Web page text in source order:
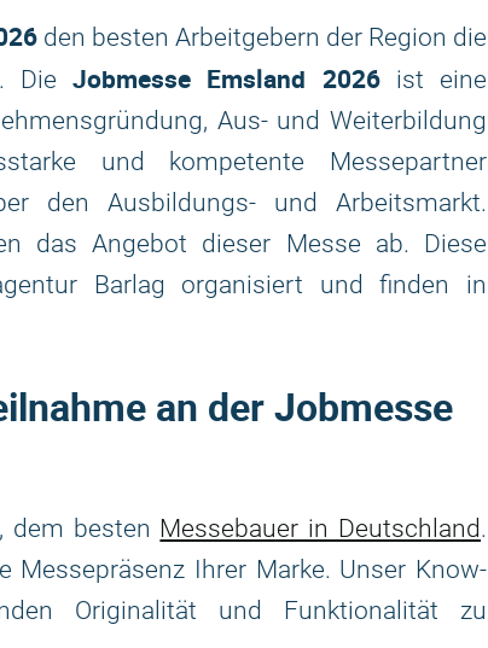
den besten Arbeitgebern der Region die
DieJobmesse Emsland 2026ist eine
Aus- und Weiterbildung
und kompetente Messepartner
den Ausbildungs- und Arbeitsmarkt.
das Angebot dieser Messe ab. Diese
Barlag organisiert und finden in
an der Jobmesse
dem besten Messebauer in Deutschland.
Ihrer Marke. Unser Know-
Originalität und Funktionalität zu